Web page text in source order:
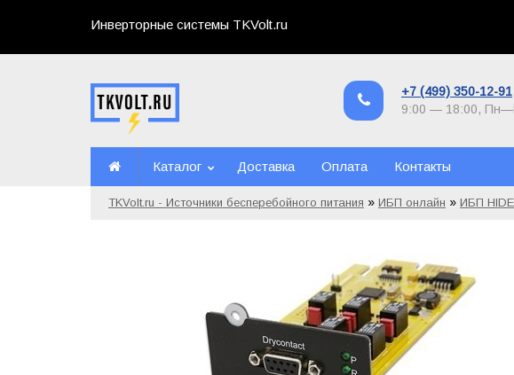
Инверторные системы TKVolt.ru
+7 (499) 350-12-91
9:00 — 18:00,
Каталог Доставка Оплата Контакты
TKVolt.ru - Источники бесперебойного питания » ИБП онлайн » ИБП